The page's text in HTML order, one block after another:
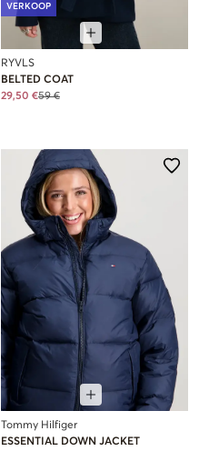
VERKOOP
RYVLS
BELTED COAT
29,50 €59 €
Tommy Hilfiger
ESSENTIAL DOWN JACKET